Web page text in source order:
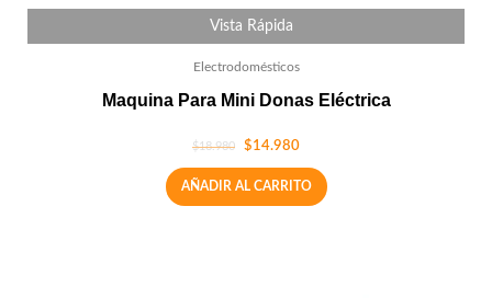
Vista Rápida
Electrodomésticos
Maquina Para Mini Donas Eléctrica
$18.980 $14.980
AÑADIR AL CARRITO